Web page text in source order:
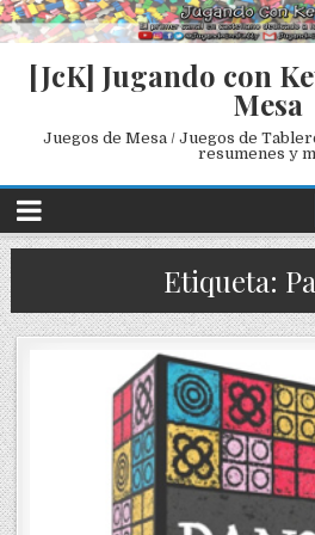
[JcK] Jugando con
Mesa
Juegos de Mesa / Juegos de
resumenes y
Etiqueta: